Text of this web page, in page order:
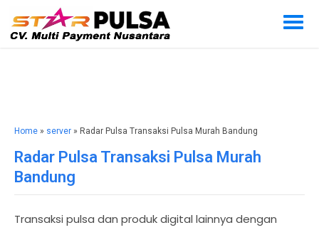
Home » server » Radar Pulsa Transaksi Pulsa Murah Bandung
Radar Pulsa Transaksi Pulsa Murah
Bandung
Transaksi pulsa dan produk digital lainnya dengan